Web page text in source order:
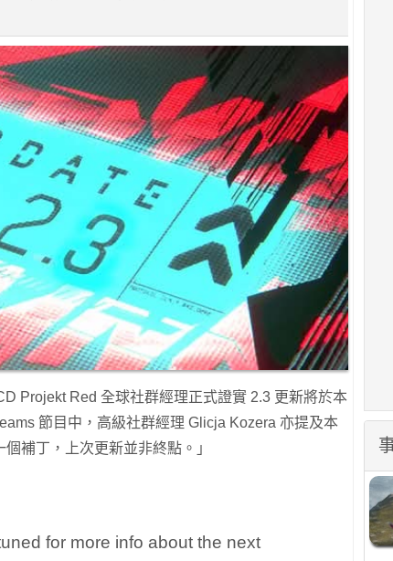
Projekt Red 全球社群經理正式證實 2.3 更新將於本
節目中，高級社群經理 Glicja Kozera 亦提及本
補丁，上次更新並非終點。」
for more info about the next